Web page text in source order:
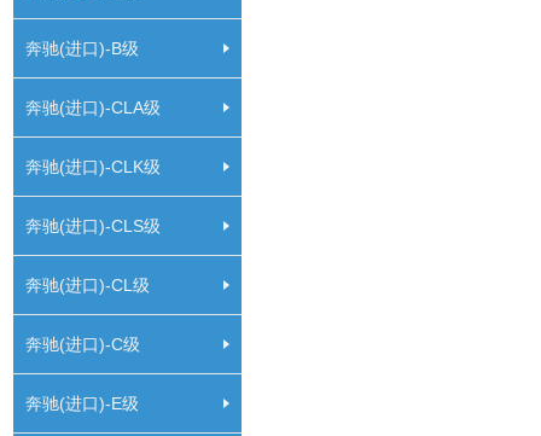
奔驰(进口)-B级
奔驰(进口)-CLA级
奔驰(进口)-CLK级
奔驰(进口)-CLS级
奔驰(进口)-CL级
奔驰(进口)-C级
奔驰(进口)-E级